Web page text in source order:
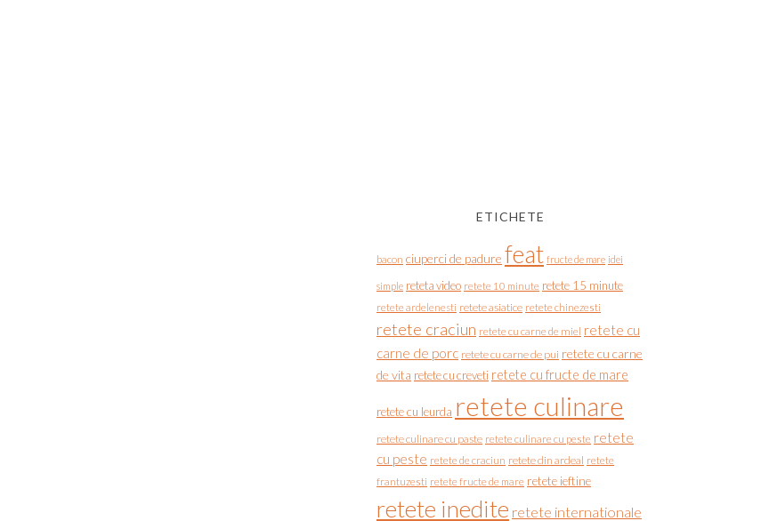
ETICHETE
bacon ciuperci de padure feat fructe de mare idei
simple reteta video retete 10 minute retete 15 minute
retete ardelenesti retete asiatice retete chinezesti
retete craciun retete cu carne de miel retete cu
carne de porc retete cu carne de pui retete cu carne
de vita retete cu creveti retete cu fructe de mare
retete cu leurda retete culinare
retete culinare cu paste retete culinare cu peste retete
cu peste retete de craciun retete din ardeal retete
frantuzesti retete fructe de mare retete ieftine
retete inedite retete internationale